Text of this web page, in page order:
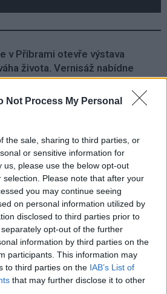
Not Process My Personal
the sale, sharing to third parties, or
or sensitive information for
us, please use the below opt-out
Please note that after your
you may continue seeing
on personal information utilized by
disclosed to third parties prior to
opt-out of the further
information by third parties on the
participants. This information may
to third parties on the IAB’s List of
that may further disclose it to other
v Příbrami otevře výstava
života. Vernisáž nabídne
a básnický program
žánry i rodinným programem
Presents poprvé míří do
divadla Skalka. Nabídne hudbu,
i tvořivé dílny